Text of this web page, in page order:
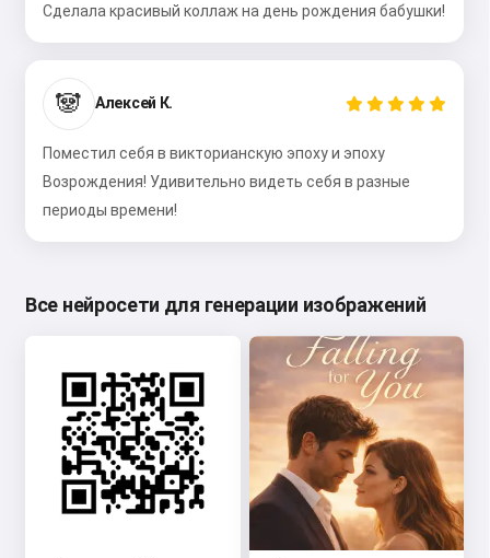
Сделала красивый коллаж на день рождения бабушки!
🐼 Алексей К.
Поместил себя в викторианскую эпоху и эпоху
Возрождения! Удивительно видеть себя в разные
периоды времени!
Все нейросети для генерации изображений